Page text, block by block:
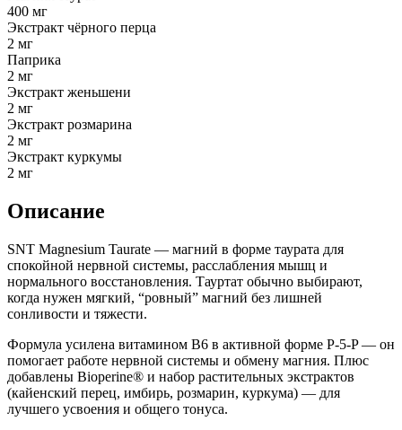
400 мг
Экстракт чёрного перца
2 мг
Паприка
2 мг
Экстракт женьшени
2 мг
Экстракт розмарина
2 мг
Экстракт куркумы
2 мг
Описание
SNT Magnesium Taurate — магний в форме таурата для
спокойной нервной системы, расслабления мышц и
нормального восстановления. Тауртат обычно выбирают,
когда нужен мягкий, “ровный” магний без лишней
сонливости и тяжести.
Формула усилена витамином B6 в активной форме P-5-P — он
помогает работе нервной системы и обмену магния. Плюс
добавлены Bioperine® и набор растительных экстрактов
(кайенский перец, имбирь, розмарин, куркума) — для
лучшего усвоения и общего тонуса.